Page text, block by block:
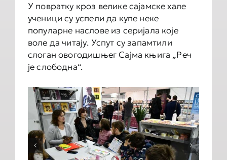
У повратку кроз велике сајамске хале
ученици су успели да купе неке
популарне наслове из серијала које
воле да читају. Успут су запамтили
слоган овогодишњег Сајма књига „Реч
је слободна“.